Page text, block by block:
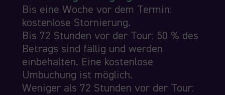
Bis eine Woche vor dem Termin:
kostenlose Stornierung.
Bis 72 Stunden vor der Tour: 50 % des
Betrags sind fällig und werden
einbehalten. Eine kostenlose
Umbuchung ist möglich.
Weniger als 72 Stunden vor der Tour: